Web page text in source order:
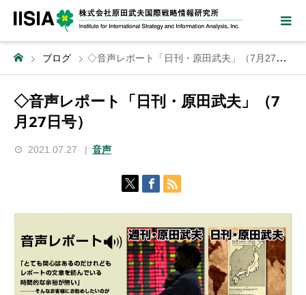
ブログ ◇音声レポート「日刊・原田武夫」（7月27日号）
◇音声レポート「日刊・原田武夫」（7
月27日号）
2021.07.27 音声